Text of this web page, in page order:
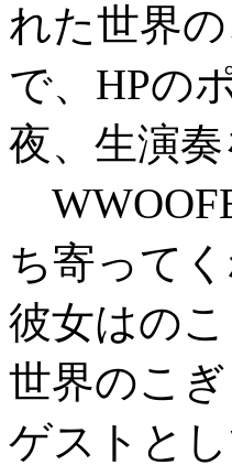
れた世界
で、HPの
夜、生演
ち寄ってく
彼女はの
世界のこ
ゲストと